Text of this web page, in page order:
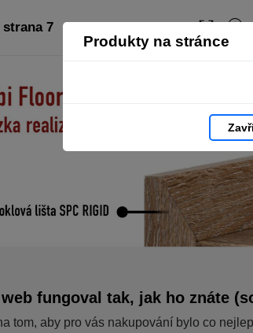
Produkty na stránce
7
fungoval tak, jak ho znáte
tom, aby pro vás nakupování bylo co